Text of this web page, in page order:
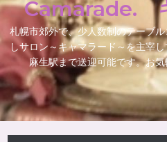
Camarade.
札幌市郊外で、少人数制のテーブ
しサロン～キャマラード～を主宰
麻生駅まで送迎可能です。お